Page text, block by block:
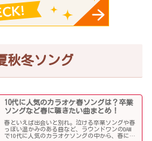
秋冬ソング
10代に人気のカラオケ春ソングは？卒業
ソングなど春に聴きたい曲まとめ！
春といえば出会いと別れ。泣ける卒業ソングや春
っぽい温かみのある曲など、ラウンドワンのDAM
で10代に人気のカラオケソングの中から、春に聴